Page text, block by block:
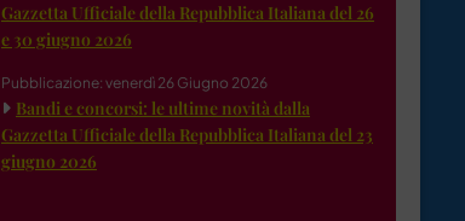
Gazzetta Ufficiale della Repubblica Italiana del 26
e 30 giugno 2026
Pubblicazione: venerdì 26 Giugno 2026
Bandi e concorsi: le ultime novità dalla
Gazzetta Ufficiale della Repubblica Italiana del 23
giugno 2026